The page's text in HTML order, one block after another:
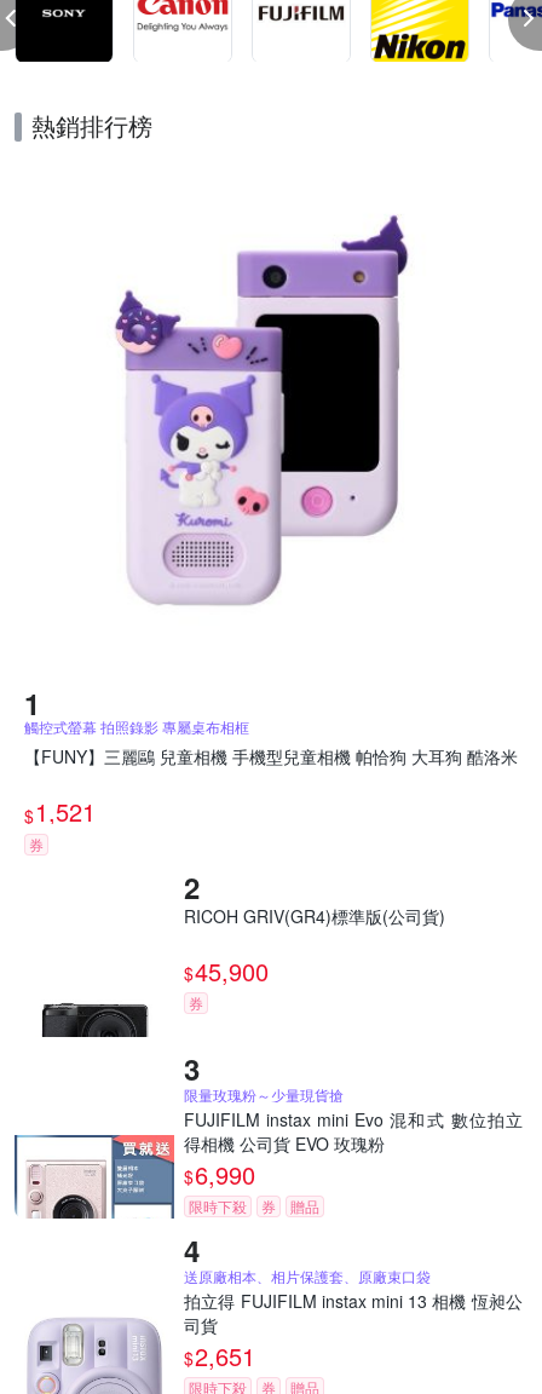
熱銷排行榜
觸控式螢幕 拍照錄影 專屬桌布相框
【FUNY】三麗鷗 兒童相機 手機型兒童相機 帕恰狗 大耳狗 酷洛米
$1,521
券
RICOH GRIV(GR4)標準版(公司貨)
$45,900
券
限量玫瑰粉～少量現貨搶
FUJIFILM instax mini Evo 混和式 數位拍立
得相機 公司貨 EVO 玫瑰粉
$6,990
限時下殺 券 贈品
送原廠相本、相片保護套、原廠束口袋
拍立得 FUJIFILM instax mini 13 相機 恆昶公
司貨
$2,651
限時下殺 券 贈品